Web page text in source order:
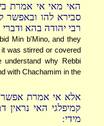
האי מאי אי אמרת
סבירא להו ובאפשר
רבי יהודה בהא
Min b'Mino, and they
was stirred or covered
why Rebbi
with Chachamim in the
אלא אי אמרת אפשר
קמיפלגי האי נראין
מידי: